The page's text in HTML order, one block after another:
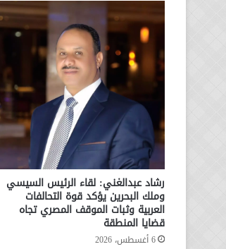
رشاد عبدالغني: لقاء الرئيس السيسي
وملك البحرين يؤكد قوة التحالفات
العربية وثبات الموقف المصري تجاه
قضايا المنطقة
6 أغسطس، 2026